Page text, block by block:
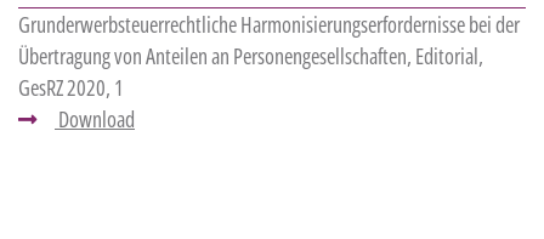
Grunderwerbsteuerrechtliche Harmonisierungserfordernisse bei der
Übertragung von Anteilen an Personengesellschaften, Editorial,
GesRZ 2020, 1
Download